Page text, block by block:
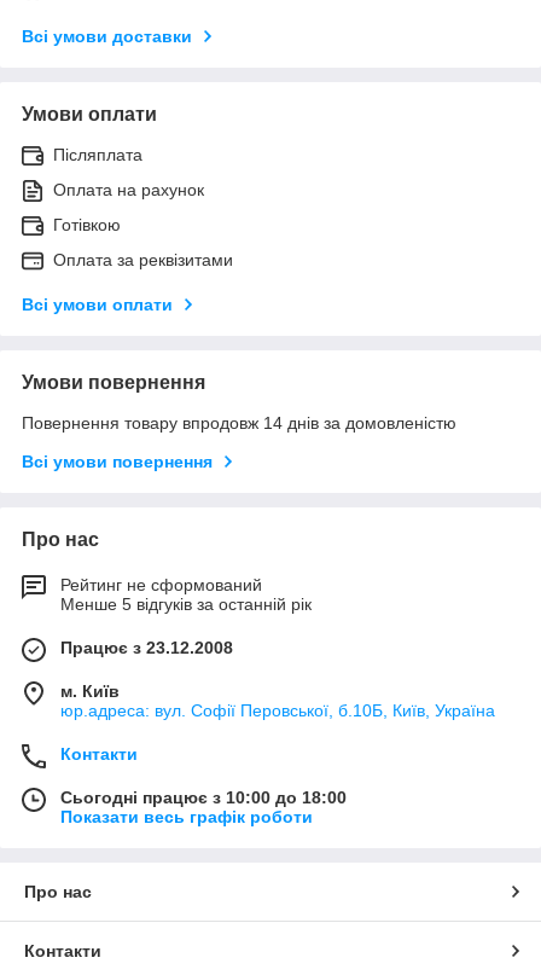
Всі умови доставки
Умови оплати
Післяплата
Оплата на рахунок
Готівкою
Оплата за реквізитами
Всі умови оплати
Умови повернення
Повернення товару впродовж 14 днів за домовленістю
Всі умови повернення
Про нас
Рейтинг не сформований
Менше 5 відгуків за останній рік
Працює з 23.12.2008
м. Київ
юр.адреса: вул. Софії Перовської, б.10Б, Київ, Україна
Контакти
Сьогодні працює з 10:00 до 18:00
Показати весь графік роботи
Про нас
Контакти